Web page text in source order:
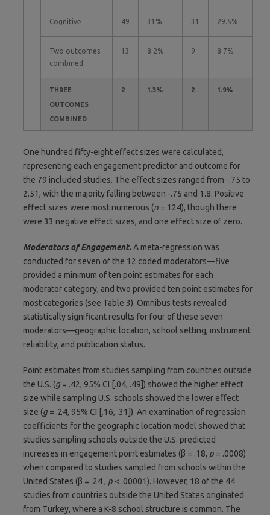
Cognitive 49 31% 31 29.5%
Two outcomes
combined
13 8.2% 9 8.7%
THREE
OUTCOMES
COMBINED
2 1.3% 2 1.9%
One hundred fifty-eight effect sizes were calculated,
representing each engagement predictor and outcome for
the 79 included studies. The effect sizes ranged from -.75 to
2.51, with the majority falling between -.75 and 1.8. Positive
effect sizes were most numerous (n = 124), though there
were 33 negative effect sizes, and one effect size of zero.
Moderators of Engagement.A meta-regression was
conducted for seven of the 12 coded moderators—five
provided a minimum of ten point estimates for each
moderator category, and two provided ten point estimates for
most categories (see Table 3). Omnibus tests revealed
statistically significant results for four of these seven
moderators—geographic location, school setting, instrument
reliability, and publication status.
Point estimates from studies sampling from countries outside
the U.S. (g = .42, 95% CI [.04, .49]) showed the higher effect
size while sampling U.S. schools showed the lower effect
size (g = .24, 95% CI [.16, .31]). An examination of regression
coefficients for the geographic location model showed that
studies sampling schools outside the U.S. predicted
increases in engagement point estimates (β = .18, p = .0008)
when compared to studies sampled from schools within the
United States (β = .24 , p < .00001). However, 18 of the 44
studies from countries outside the United States originated
from Turkey, where a K-8 school structure is common. The